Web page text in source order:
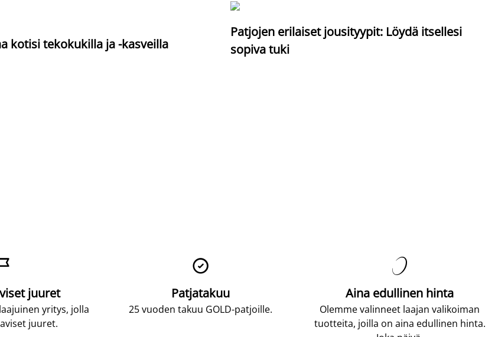
kotisi tekokukilla ja -kasveilla
Patjojen erilaiset jousityypit: Löydä itsellesi
sopiva tuki
juuret
yritys, jolla
juuret.

Patjatakuu
25 vuoden takuu GOLD-patjoille.

Aina edullinen hinta
Olemme valinneet laajan valikoiman
tuotteita, joilla on aina edullinen hinta.